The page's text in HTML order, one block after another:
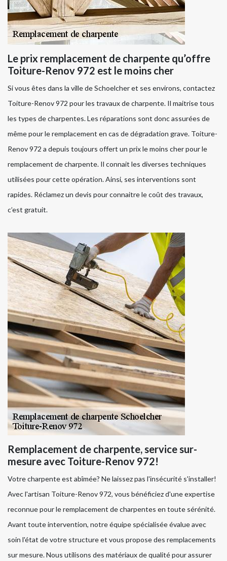
Le prix remplacement de charpente qu’offre
Toiture-Renov 972 est le moins cher
Si vous êtes dans la ville de Schoelcher et ses environs, contactez
Toiture-Renov 972 pour les travaux de charpente. Il maitrise tous
les types de charpentes. Les réparations sont donc assurées de
même pour le remplacement en cas de dégradation grave. Toiture-
Renov 972 a depuis toujours offert un prix le moins cher pour le
remplacement de charpente. Il connait les diverses techniques
utilisées pour cette opération. Ainsi, ses interventions sont
rapides. Réclamez un devis pour connaitre le coût des travaux,
c’est gratuit.
Remplacement de charpente, service sur-
mesure avec Toiture-Renov 972!
Votre charpente est abîmée? Ne laissez pas l'insécurité s'installer!
Avec l'artisan Toiture-Renov 972, vous bénéficiez d'une expertise
reconnue pour le remplacement de charpentes en toute sérénité.
Avant toute intervention, notre équipe spécialisée évalue avec
soin l'état de votre structure et vous propose des remplacements
sur mesure. Nous utilisons des matériaux de qualité pour assurer